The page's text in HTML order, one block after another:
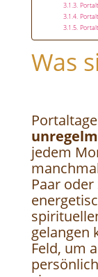
Was
jedem
Paar oder
gelangen
Feld, um